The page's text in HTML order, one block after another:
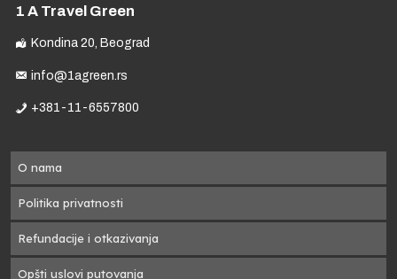
1 A Travel Green
Kondina 20, Beograd
info@1agreen.rs
+381-11-6557800
O nama
Politika privatnosti
Refundacije i otkazivanja
Opšti uslovi putovanja